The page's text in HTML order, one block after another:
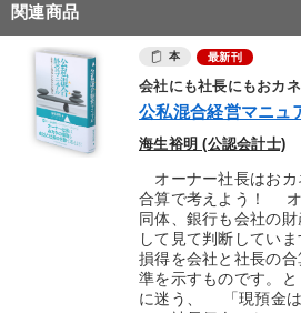
関連商品
本 最新刊
会社にも社長にもおカ
公私混合経営マニュ
海生裕明 (公認会計士)
オーナー社長はおカ
合算で考えよう！ オ
同体、銀行も会社の
して見て判断してい
損得を会社と社長の
準を示すものです。
に迷う、 「現預金は